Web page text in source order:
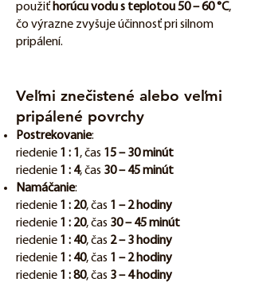
použiť horúcu vodu s teplotou 50 – 60 °C,
čo výrazne zvyšuje účinnosť pri silnom
pripálení.
Veľmi znečistené alebo veľmi
pripálené povrchy
Postrekovanie:
riedenie 1 : 1 , čas 15 – 30 minút
riedenie 1 : 4, čas 30 – 45 minút
Namáčanie:
riedenie 1 : 20, čas 1 – 2 hodiny
riedenie 1 : 20, čas 30 – 45 minút
riedenie 1 : 40, čas 2 – 3 hodiny
riedenie 1 : 40, čas 1 – 2 hodiny
riedenie 1 : 80, čas 3 – 4 hodiny